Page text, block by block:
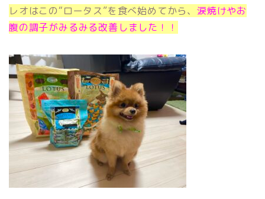
レオはこの“ロータス”を食べ始めてから、 涙焼けやお
腹の調子がみるみる改善しました！！